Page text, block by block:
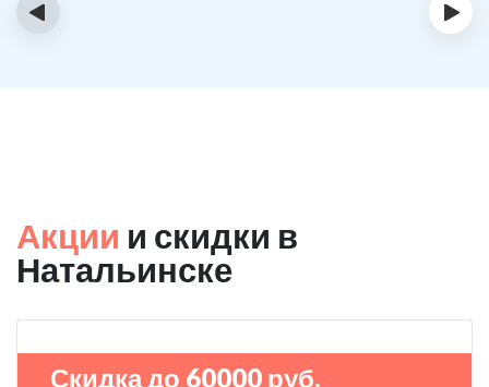
‹ ›
Акции и скидки в
Натальинске
Скидка до 60000 руб.